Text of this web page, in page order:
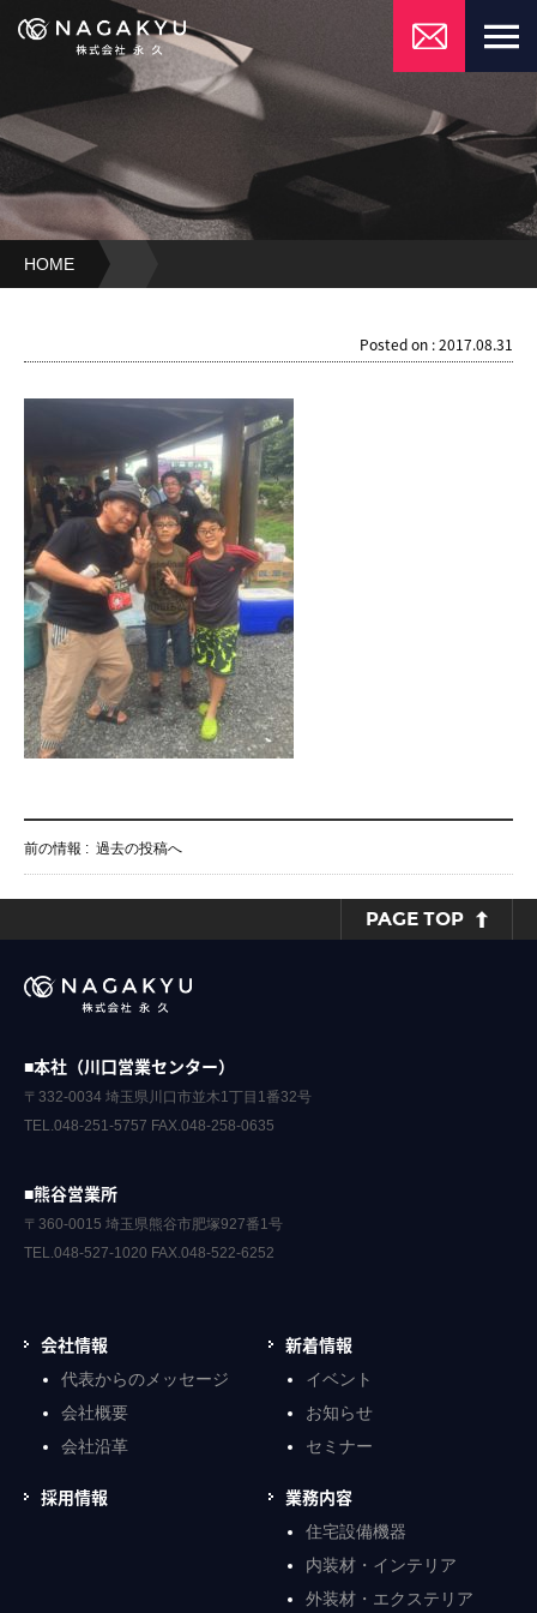
HOME
Posted on : 2017.08.31
前の情報 : 過去の投稿へ
PAGE TOP
■本社（川口営業センター）
〒332-0034 埼玉県川口市並木1丁目1番32号
TEL.048-251-5757 FAX.048-258-0635
■熊谷営業所
〒360-0015 埼玉県熊谷市肥塚927番1号
TEL.048-527-1020 FAX.048-522-6252
会社情報
代表からのメッセージ
会社概要
会社沿革
新着情報
イベント
お知らせ
セミナー
採用情報 業務内容
住宅設備機器
内装材・インテリア
外装材・エクステリア